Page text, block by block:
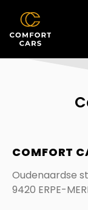
COMFORT
Oudenaardse
9420 ERPE-